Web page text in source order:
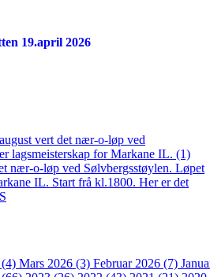
19.april 2026
vert det nær-o-løp ved
lagsmeisterskap for Markane IL. (1)
nær-o-løp ved Sølvbergsstøylen. Løpet
IL. Start frå kl.1800. Her er det
Mars 2026 (3) Februar 2026 (7)